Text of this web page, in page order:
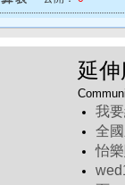
延
我
全
怡